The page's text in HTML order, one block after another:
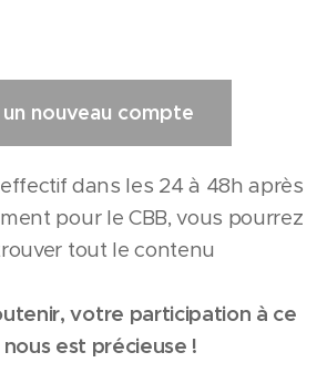
nouveau compte
dans les 24 à 48h après
pour le CBB, vous pourrez
tout le contenu
votre participation à ce
est précieuse !